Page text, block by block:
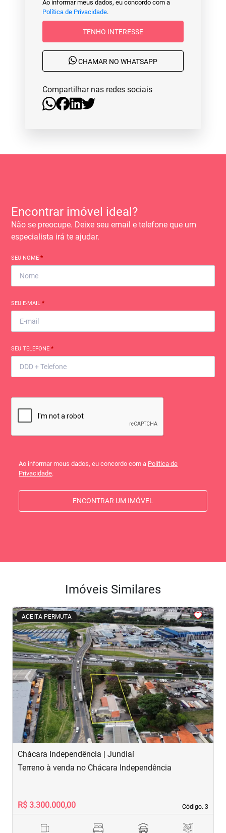
Ao informar meus dados, eu concordo com a
Política de Privacidade.
TENHO INTERESSE
CHAMAR NO WHATSAPP
Compartilhar nas redes sociais
Encontrar imóvel ideal?
Não se preocupe. Deixe seu email e telefone que um
especialista irá te ajudar.
SEU NOME*
SEU E-MAIL*
SEU TELEFONE*
Ao informar meus dados, eu concordo com a Política de
Privacidade.
ENCONTRAR UM IMÓVEL
Imóveis Similares
ACEITA PERMUTA
<<<<
‹Previous ›Next
Chácara Independência | Jundiaí
Código. 3
Código. 3
Terreno à venda no Chácara Independência
R$ 3.300.000,00